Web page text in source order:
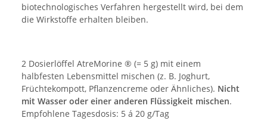
biotechnologisches Verfahren hergestellt wird, bei dem
die Wirkstoffe erhalten bleiben.
2 Dosierlöffel AtreMorine ® (= 5 g) mit einem
halbfesten Lebensmittel mischen (z. B. Joghurt,
Früchtekompott, Pflanzencreme oder Ähnliches). Nicht
mit Wasser oder einer anderen Flüssigkeit mischen.
Empfohlene Tagesdosis: 5 á 20 g/Tag